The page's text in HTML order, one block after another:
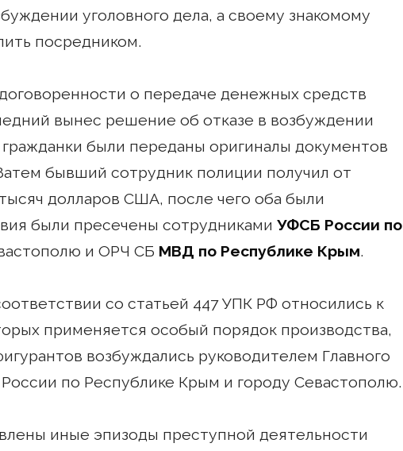
уголовного дела, а своему знакомому
посредником.
о передаче денежных средств
вынес решение об отказе в возбуждении
гражданки были переданы оригиналы документов
бывший сотрудник полиции получил от
долларов США, после чего оба были
были пресечены сотрудниками УФСБ России по
и ОРЧ СБ МВД по Республике Крым.
со статьей 447 УПК РФ относились к
применяется особый порядок производства,
возбуждались руководителем Главного
по Республике Крым и городу Севастополю.
иные эпизоды преступной деятельности